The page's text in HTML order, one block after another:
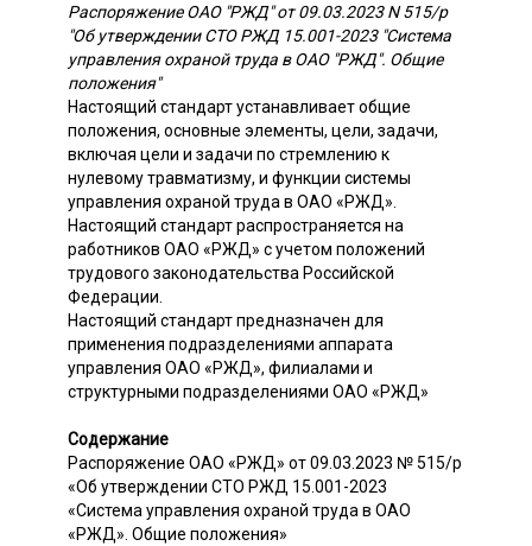
Распоряжение ОАО "РЖД" от 09.03.2023 N 515/р
"Об утверждении СТО РЖД 15.001-2023 "Система
управления охраной труда в ОАО "РЖД". Общие
положения"
Настоящий стандарт устанавливает общие
положения, основные элементы, цели, задачи,
включая цели и задачи по стремлению к
нулевому травматизму, и функции системы
управления охраной труда в ОАО «РЖД».
Настоящий стандарт распространяется на
работников ОАО «РЖД» с учетом положений
трудового законодательства Российской
Федерации.
Настоящий стандарт предназначен для
применения подразделениями аппарата
управления ОАО «РЖД», филиалами и
структурными подразделениями ОАО «РЖД»
Содержание
Распоряжение ОАО «РЖД» от 09.03.2023 № 515/р
«Об утверждении СТО РЖД 15.001-2023
«Система управления охраной труда в ОАО
«РЖД». Общие положения»